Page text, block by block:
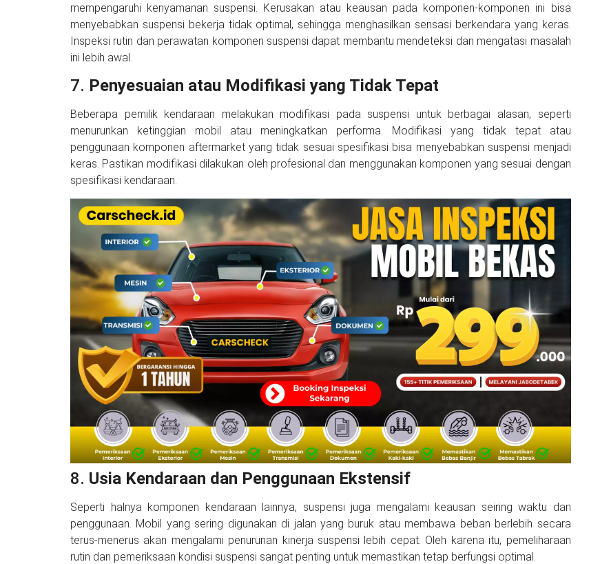
mempengaruhi kenyamanan suspensi. Kerusakan atau keausan pada komponen-komponen ini bisa
menyebabkan suspensi bekerja tidak optimal, sehingga menghasilkan sensasi berkendara yang keras.
Inspeksi rutin dan perawatan komponen suspensi dapat membantu mendeteksi dan mengatasi masalah
ini lebih awal.
7. Penyesuaian atau Modifikasi yang Tidak Tepat
Beberapa pemilik kendaraan melakukan modifikasi pada suspensi untuk berbagai alasan, seperti
menurunkan ketinggian mobil atau meningkatkan performa. Modifikasi yang tidak tepat atau
penggunaan komponen aftermarket yang tidak sesuai spesifikasi bisa menyebabkan suspensi menjadi
keras. Pastikan modifikasi dilakukan oleh profesional dan menggunakan komponen yang sesuai dengan
spesifikasi kendaraan.
8. Usia Kendaraan dan Penggunaan Ekstensif
Seperti halnya komponen kendaraan lainnya, suspensi juga mengalami keausan seiring waktu dan
penggunaan. Mobil yang sering digunakan di jalan yang buruk atau membawa beban berlebih secara
terus-menerus akan mengalami penurunan kinerja suspensi lebih cepat. Oleh karena itu, pemeliharaan
rutin dan pemeriksaan kondisi suspensi sangat penting untuk memastikan tetap berfungsi optimal.